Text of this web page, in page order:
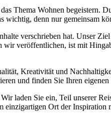
Thema Wohnen begeistern.
denn nur gemeinsam
verschrieben hat. Unser
veröffentlichen, ist mit
Kreativität und
und finden Sie Ihren
laden Sie ein, Teil unserer
einzigartigen Ort der Inspiration